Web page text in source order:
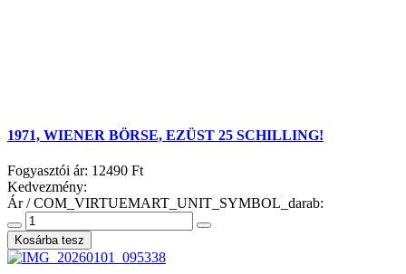
1971, WIENER BÖRSE, EZÜST 25 SCHILLING!
Fogyasztói ár: 12490 Ft
Kedvezmény:
Ár / COM_VIRTUEMART_UNIT_SYMBOL_darab: